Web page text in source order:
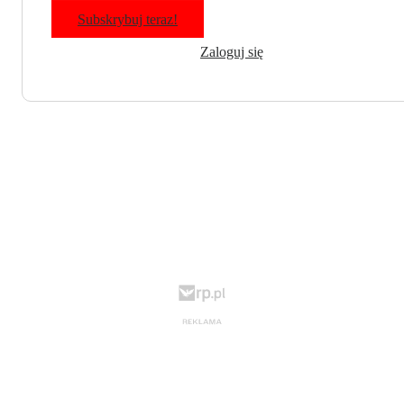
Subskrybuj teraz!
Zaloguj się